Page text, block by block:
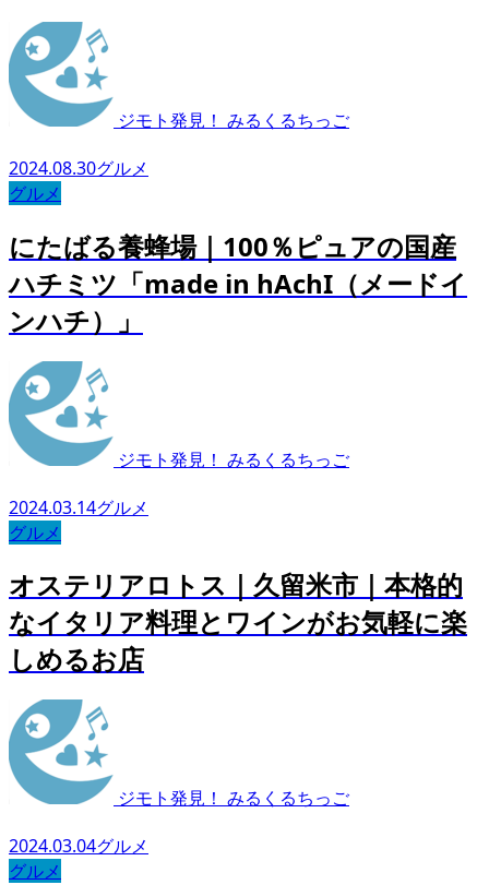
ジモト発見！ みるくるちっご
2024.08.30グルメ
グルメ
にたばる養蜂場｜100％ピュアの国産
ハチミツ「made in hAchI（メードイ
ンハチ）」
ジモト発見！ みるくるちっご
2024.03.14グルメ
グルメ
オステリアロトス｜久留米市｜本格的
なイタリア料理とワインがお気軽に楽
しめるお店
ジモト発見！ みるくるちっご
2024.03.04グルメ
グルメ